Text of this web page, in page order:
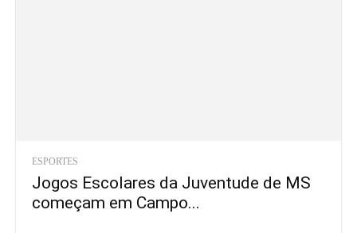
ESPORTES
Jogos Escolares da Juventude de MS
começam em Campo...